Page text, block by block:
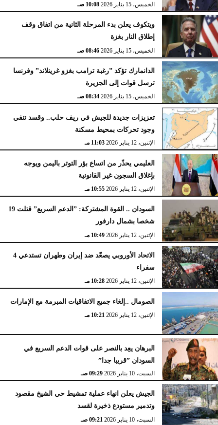
الخميس، 15 يناير 2026 10:08 صـ
ويتكوف يعلن بدء المرحلة الثانية من اتفاق وقف
إطلاق النار بغزة
الخميس، 15 يناير 2026 08:46 صـ
الدانمارك تؤكد ”رغبة ترامب بغزو غرينلاند” وفرنسا
ترسل قوات إلى الجزيرة
الخميس، 15 يناير 2026 08:34 صـ
تعزيزات جديدة للجيش في ريف حلب.. وقسد تنفي
وجود تحركات بمحيط مسكنة
الإثنين، 12 يناير 2026 11:03 مـ
العليمي يحذّر من اتساع بؤر التوتر باليمن ويوجه
بإغلاق السجون غير القانونية
الإثنين، 12 يناير 2026 10:55 مـ
السودان .. القوة المشتركة: ”الدعم السريع” قتلت 19
شخصا بشمال دارفور
الإثنين، 12 يناير 2026 10:49 مـ
الاتحاد الأوروبي يصعّد ضد إيران وطهران تستدعي 4
سفراء
الإثنين، 12 يناير 2026 10:28 مـ
الصومال ..إلغاء جميع الاتفاقيات المبرمة مع الإمارات
الإثنين، 12 يناير 2026 10:21 مـ
البرهان يعِد بالنصر على قوات الدعم السريع في
السودان ”قريبا جدا”
السبت، 10 يناير 2026 09:29 صـ
الجيش يعلن انهاء عملية تمشيط حي الشيخ مقصود
وتدمير مستودع ذخيرة لقسد
السبت، 10 يناير 2026 09:21 صـ